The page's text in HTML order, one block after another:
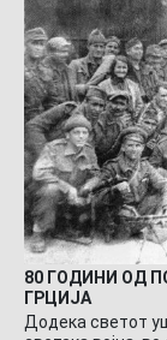
80 ГОДИНИ ОД
ГРЦИЈА
Додека светот